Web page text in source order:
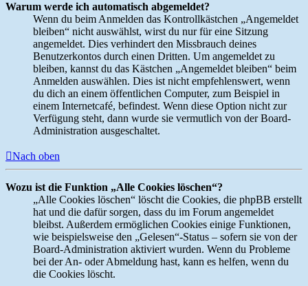
Warum werde ich automatisch abgemeldet?
Wenn du beim Anmelden das Kontrollkästchen „Angemeldet
bleiben“ nicht auswählst, wirst du nur für eine Sitzung
angemeldet. Dies verhindert den Missbrauch deines
Benutzerkontos durch einen Dritten. Um angemeldet zu
bleiben, kannst du das Kästchen „Angemeldet bleiben“ beim
Anmelden auswählen. Dies ist nicht empfehlenswert, wenn
du dich an einem öffentlichen Computer, zum Beispiel in
einem Internetcafé, befindest. Wenn diese Option nicht zur
Verfügung steht, dann wurde sie vermutlich von der Board-
Administration ausgeschaltet.
Nach oben
Wozu ist die Funktion „Alle Cookies löschen“?
„Alle Cookies löschen“ löscht die Cookies, die phpBB erstellt
hat und die dafür sorgen, dass du im Forum angemeldet
bleibst. Außerdem ermöglichen Cookies einige Funktionen,
wie beispielsweise den „Gelesen“-Status – sofern sie von der
Board-Administration aktiviert wurden. Wenn du Probleme
bei der An- oder Abmeldung hast, kann es helfen, wenn du
die Cookies löscht.